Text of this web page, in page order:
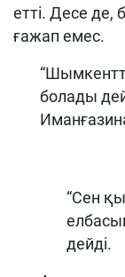
етті. Десе де,
ғажап емес.
болады
“Сен
дейді.